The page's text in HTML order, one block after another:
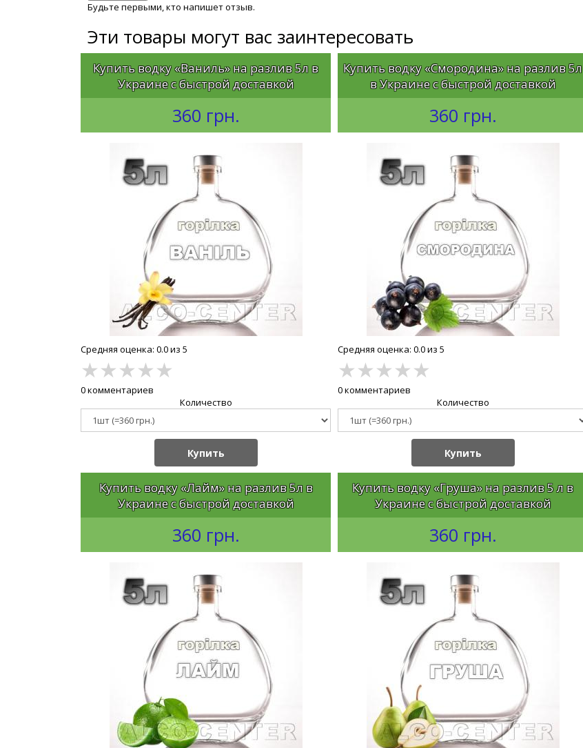
Будьте первыми, кто напишет отзыв.
Эти товары могут вас заинтересовать
Купить водку «Ваниль» на разлив 5л в
Украине с быстрой доставкой
360 грн.
Средняя оценка: 0.0 из 5
★★★★★
0 комментариев
Количество
Купить
Купить водку «Смородина» на разлив 5л
в Украине с быстрой доставкой
360 грн.
Средняя оценка: 0.0 из 5
★★★★★
0 комментариев
Количество
Купить
Купить водку «Лайм» на разлив 5л в
Украине с быстрой доставкой
360 грн.
Купить водку «Груша» на разлив 5 л в
Украине с быстрой доставкой
360 грн.